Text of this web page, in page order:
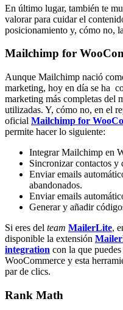
En último lugar, también te
valorar para cuidar el
posicionamiento y, cómo no,
Mailchimp for
Aunque Mailchimp nació
marketing, hoy en día se ha
marketing más completas del
utilizadas. Y, cómo no, en el
oficial Mailchimp for
permite hacer lo siguiente:
Integrar Mailchimp en
Sincronizar contactos y
Enviar emails
abandonados.
Enviar emails
Generar y añadir
Si eres del team MailerLite,
disponible la extensión
integration con la que
WooCommerce y esta
par de clics.
Rank Math